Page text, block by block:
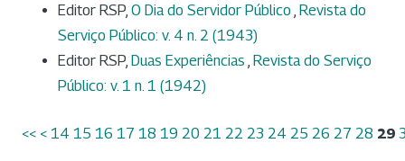
Editor RSP, O Dia do Servidor Público Revista do
Serviço Público: v. 4 n. 2 (1943)
Editor RSP, Duas Experiências Revista do Serviço
Público: v. 1 n. 1 (1942)
<< < 14 15 16 17 18 19 20 21 22 23 24 25 26 27 28 29